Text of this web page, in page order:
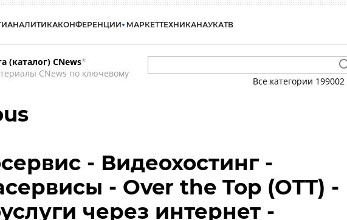
АНАЛИТИКАКОНФЕРЕНЦИИ МАРКЕТТЕХНИКАНАУКАТВ
(каталог) CNews*
CNews по ключевому
Все категории 199002
- Видеохостинг -
- Over the Top (OTT) -
через интернет -